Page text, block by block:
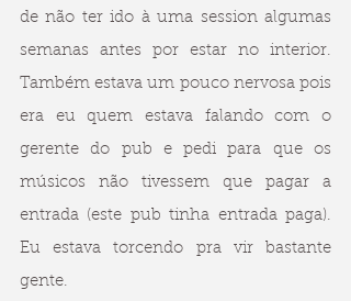
de não ter ido à uma session algumas
semanas antes por estar no interior.
Também estava um pouco nervosa pois
era eu quem estava falando com o
gerente do pub e pedi para que os
músicos não tivessem que pagar a
entrada (este pub tinha entrada paga).
Eu estava torcendo pra vir bastante
gente.